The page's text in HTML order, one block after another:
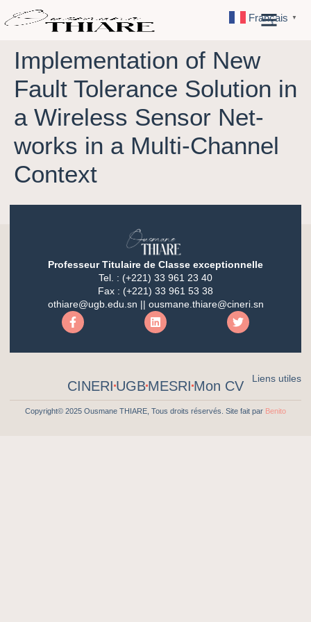
Implementation of New
Fault Tolerance Solution in
a Wireless Sensor Net-
works in a Multi-Channel
Context
Professeur Titulaire de Classe exceptionnelle
Tel. : (+221) 33 961 23 40
Fax : (+221) 33 961 53 38
othiare@ugb.edu.sn || ousmane.thiare@cineri.sn
Liens utiles
CINERI UGBMESRI Mon CV
Copyright© 2025 Ousmane THIARE, Tous droits réservés. Site fait par Benito
Français ▼